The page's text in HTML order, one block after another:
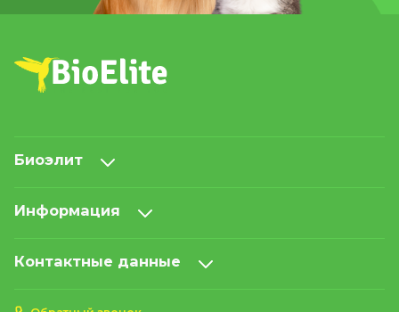
Биоэлит
Информация
Контактные данные